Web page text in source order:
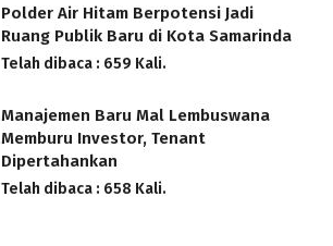
Polder Air Hitam Berpotensi Jadi
Ruang Publik Baru di Kota Samarinda
Telah dibaca : 659 Kali.
Manajemen Baru Mal Lembuswana
Memburu Investor, Tenant
Dipertahankan
Telah dibaca : 658 Kali.